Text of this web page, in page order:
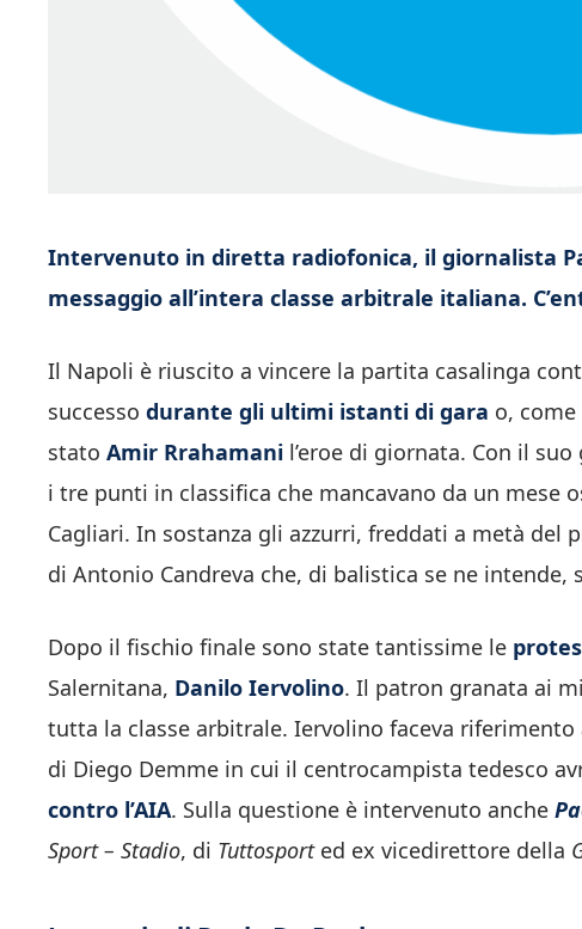
Intervenuto in diretta radiofonica, il giornalista
messaggio all’intera classe arbitrale italiana.
Il Napoli è riuscito a vincere la partita casalinga
successo durante gli ultimi istanti di gara o,
stato Amir Rrahamani l’eroe di giornata. Con il
i tre punti in classifica che mancavano da un mese
Cagliari. In sostanza gli azzurri, freddati a metà
di Antonio Candreva che, di balistica se ne intende,
Dopo il fischio finale sono state tantissime le
Salernitana, Danilo Iervolino. Il patron granata ai
tutta la classe arbitrale. Iervolino faceva
di Diego Demme in cui il centrocampista tedesco
contro l’AIA. Sulla questione è intervenuto anche
Sport – Stadio, di Tuttosported ex vicedirettore della